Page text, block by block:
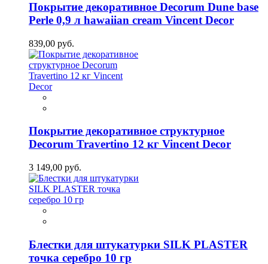
Покрытие декоративное Decorum Dune base
Perle 0,9 л hawaiian cream Vincent Decor
839,00 руб.
Покрытие декоративное структурное
Decorum Travertino 12 кг Vincent Decor
3 149,00 руб.
Блестки для штукатурки SILK PLASTER
точка серебро 10 гр